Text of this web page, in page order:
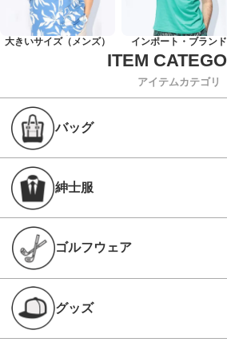
大きいサイズ（メンズ） インポート・ブランド
アイテムカテゴリ
バッグ
紳士服
ゴルフウェア
グッズ